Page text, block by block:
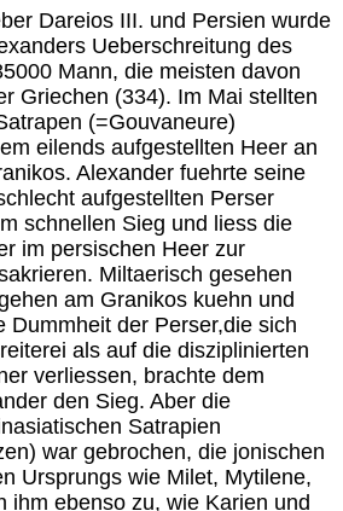
Dareios III. und Persien wurde
Ueberschreitung des
Mann, die meisten davon
Griechen (334). Im Mai stellten
(=Gouvaneure)
eilends aufgestellten Heer an
Alexander fuehrte seine
aufgestellten Perser
schnellen Sieg und liess die
im persischen Heer zur
Miltaerisch gesehen
am Granikos kuehn und
Dummheit der Perser,die sich
als auf die disziplinierten
verliessen, brachte dem
den Sieg. Aber die
Satrapien
war gebrochen, die jonischen
Ursprungs wie Milet, Mytilene,
ihm ebenso zu, wie Karien und